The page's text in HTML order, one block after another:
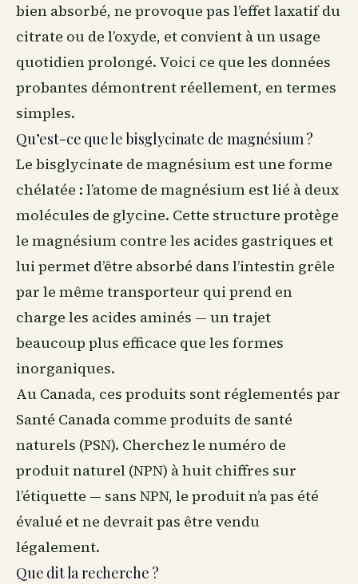
bien absorbé, ne provoque pas l’effet laxatif du
citrate ou de l’oxyde, et convient à un usage
quotidien prolongé. Voici ce que les données
probantes démontrent réellement, en termes
simples.
Qu’est-ce que le bisglycinate de magnésium ?
Le bisglycinate de magnésium est une forme
chélatée : l’atome de magnésium est lié à deux
molécules de glycine. Cette structure protège
le magnésium contre les acides gastriques et
lui permet d’être absorbé dans l’intestin grêle
par le même transporteur qui prend en
charge les acides aminés — un trajet
beaucoup plus efficace que les formes
inorganiques.
Au Canada, ces produits sont réglementés par
Santé Canada comme produits de santé
naturels (PSN). Cherchez le numéro de
produit naturel (NPN) à huit chiffres sur
l’étiquette — sans NPN, le produit n’a pas été
évalué et ne devrait pas être vendu
légalement.
Que dit la recherche ?